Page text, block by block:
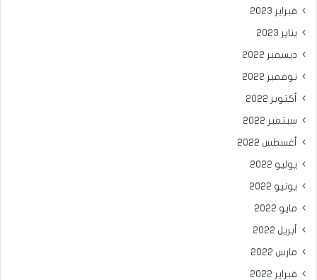
فبراير 2023
يناير 2023
ديسمبر 2022
نوفمبر 2022
أكتوبر 2022
سبتمبر 2022
أغسطس 2022
يوليو 2022
يونيو 2022
مايو 2022
أبريل 2022
مارس 2022
فبراير 2022